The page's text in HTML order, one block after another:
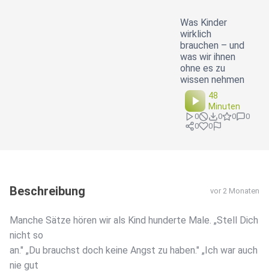
Was Kinder
wirklich
brauchen – und
was wir ihnen
ohne es zu
wissen nehmen
48
Minuten
0 0 0
0
0
0
Beschreibung vor 2 Monaten
Manche Sätze hören wir als Kind hunderte Male. „Stell Dich
nicht so
an." „Du brauchst doch keine Angst zu haben." „Ich war auch
nie gut